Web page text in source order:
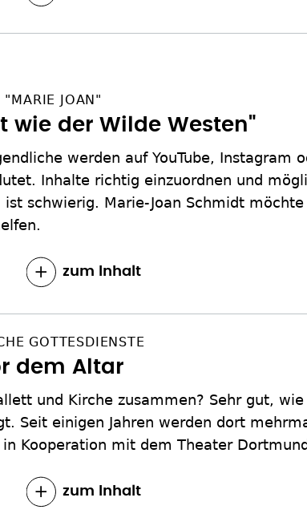
"MARIE JOAN"
wie der Wilde Westen"
werden auf YouTube, Instagram
Inhalte richtig einzuordnen und
ist schwierig. Marie-Joan Schmidt
zum Inhalt
GOTTESDIENSTE
dem Altar
und Kirche zusammen? Sehr gut,
Seit einigen Jahren werden dort
Kooperation mit dem Theater
zum Inhalt